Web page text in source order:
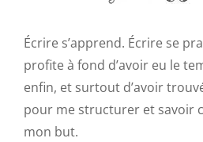
Écrire s’apprend. Écrire se
profite à fond d’avoir eu le
enfin, et surtout d’avoir
pour me structurer et savoir
mon but.